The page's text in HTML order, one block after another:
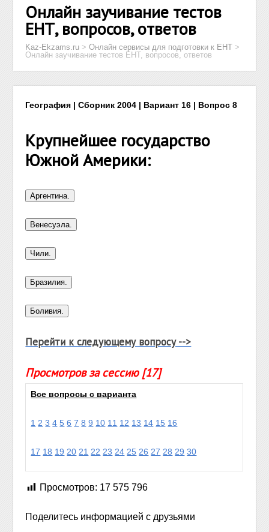
Онлайн заучивание тестов
ЕНТ, вопросов, ответов
Kaz-Ekzams.ru >Онлайн сервисы для подготовки к ЕНТ >
Онлайн заучивание тестов ЕНТ, вопросов, ответов
География | Сборник 2004 | Вариант 16 | Вопрос 8
Крупнейшее государство
Южной Америки:
Перейти к следующему вопросу -->
Просмотров за сессию [17]
Все вопросы с варианта
1 2 3 4 5 6 7 8 9 10 11 12 13 14 15 16
17 18 19 20 21 22 23 24 25 26 27 28 29 30
Просмотров: 17 575 796
Поделитесь информацией с друзьями